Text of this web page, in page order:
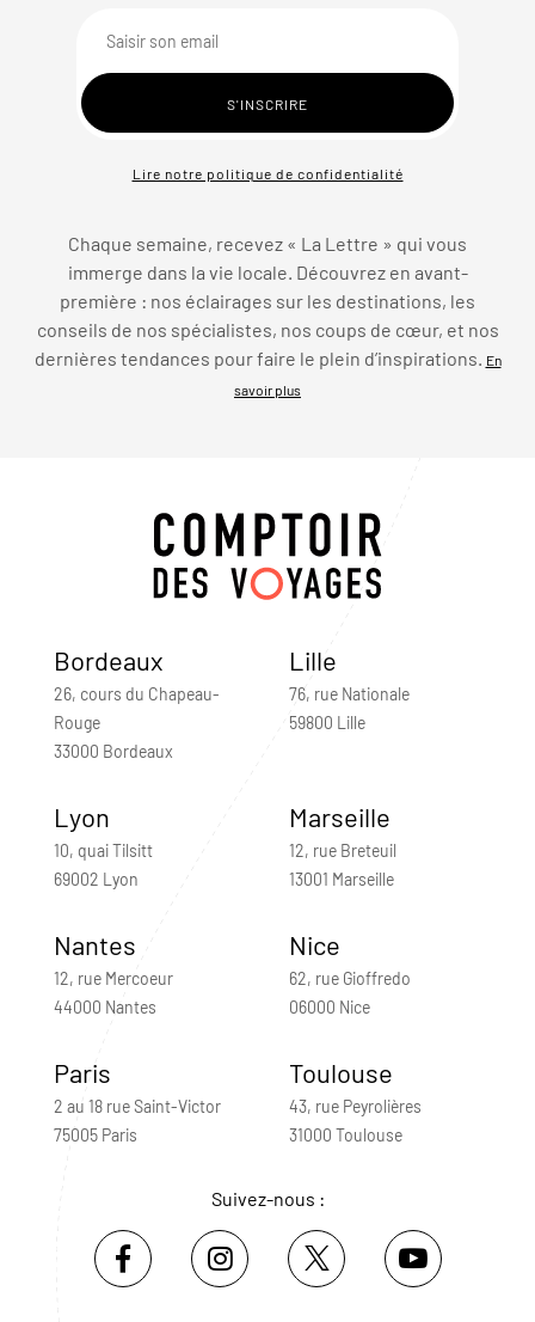
Lire notre politique de confidentialité
Chaque semaine, recevez « La Lettre » qui vous
immerge dans la vie locale. Découvrez en avant-
première : nos éclairages sur les destinations, les
conseils de nos spécialistes, nos coups de cœur, et nos
dernières tendances pour faire le plein d’inspirations. En
savoir plus
Bordeaux
26, cours du Chapeau-
Rouge
33000 Bordeaux
Lille
76, rue Nationale
59800 Lille
Lyon
10, quai Tilsitt
69002 Lyon
Marseille
12, rue Breteuil
13001 Marseille
Nantes
12, rue Mercoeur
44000 Nantes
Nice
62, rue Gioffredo
06000 Nice
Paris
2 au 18 rue Saint-Victor
75005 Paris
Toulouse
43, rue Peyrolières
31000 Toulouse
Suivez-nous :